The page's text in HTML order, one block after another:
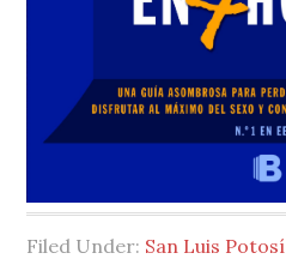
Filed Under: San Luis Potosí